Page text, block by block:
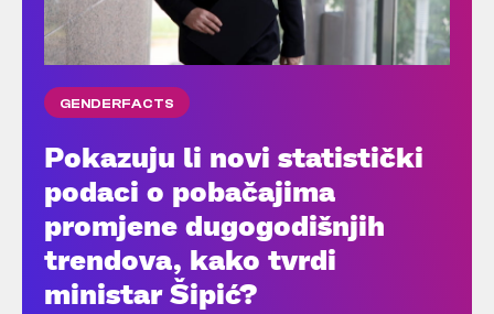
GENDERFACTS
Pokazuju li novi statistički
podaci o pobačajima
promjene dugogodišnjih
trendova, kako tvrdi
ministar Šipić?